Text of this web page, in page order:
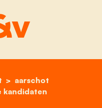
aarschot
kandidaten
delen marianne